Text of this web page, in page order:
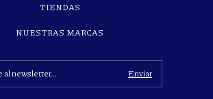
TIENDAS
NUESTRAS MARCAS